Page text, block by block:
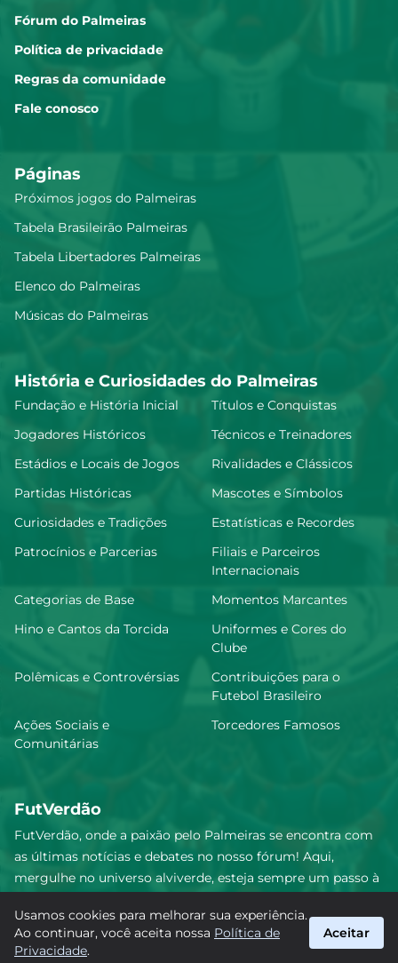
Fórum do Palmeiras
Política de privacidade
Regras da comunidade
Fale conosco
Páginas
Próximos jogos do Palmeiras
Tabela Brasileirão Palmeiras
Tabela Libertadores Palmeiras
Elenco do Palmeiras
Músicas do Palmeiras
História e Curiosidades do Palmeiras
Fundação e História Inicial
Títulos e Conquistas
Jogadores Históricos
Técnicos e Treinadores
Estádios e Locais de Jogos
Rivalidades e Clássicos
Partidas Históricas
Mascotes e Símbolos
Curiosidades e Tradições
Estatísticas e Recordes
Patrocínios e Parcerias
Filiais e Parceiros
Internacionais
Categorias de Base
Momentos Marcantes
Hino e Cantos da Torcida
Uniformes e Cores do
Clube
Polêmicas e Controvérsias
Contribuições para o
Futebol Brasileiro
Ações Sociais e
Comunitárias
Torcedores Famosos
FutVerdão
FutVerdão, onde a paixão pelo Palmeiras se encontra com
as últimas notícias e debates no nosso fórum! Aqui,
mergulhe no universo alviverde, esteja sempre um passo à
comunidade. Junte-se a nós nesta jornada emocionante!
#Palmeiras #FutVerdão
Usamos cookies para melhorar sua experiência.
Ao continuar, você aceita nossa Política de
Privacidade.
Aceitar